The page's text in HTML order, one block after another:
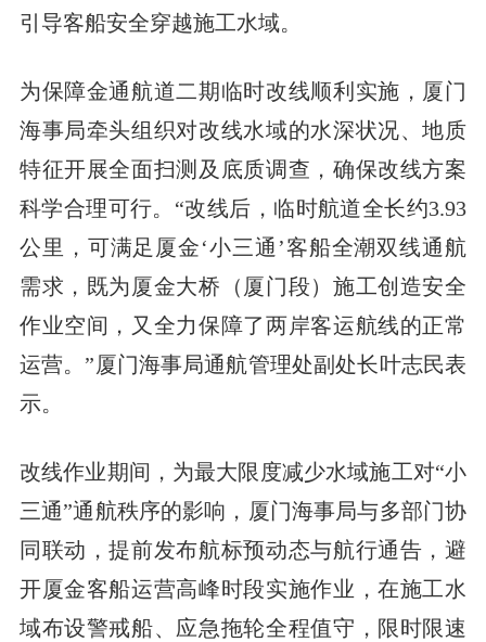
引导客船安全穿越施工水域。
为保障金通航道二期临时改线顺利实施，厦门
海事局牵头组织对改线水域的水深状况、地质
特征开展全面扫测及底质调查，确保改线方案
科学合理可行。“改线后，临时航道全长约3.93
公里，可满足厦金‘小三通’客船全潮双线通航
需求，既为厦金大桥（厦门段）施工创造安全
作业空间，又全力保障了两岸客运航线的正常
运营。”厦门海事局通航管理处副处长叶志民表
示。
改线作业期间，为最大限度减少水域施工对“小
三通”通航秩序的影响，厦门海事局与多部门协
同联动，提前发布航标预动态与航行通告，避
开厦金客船运营高峰时段实施作业，在施工水
域布设警戒船、应急拖轮全程值守，限时限速